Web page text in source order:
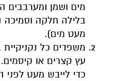
מים ושמן
בלילה חלקה וסמיכה
מעט מים).
משפדים כל
עץ קצרים או קיסמים.
כדי לייבש מעט לפני